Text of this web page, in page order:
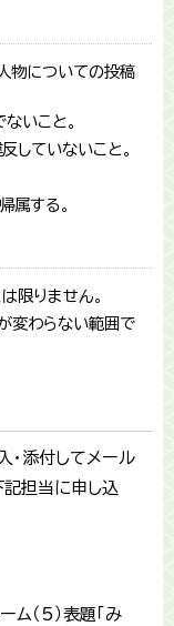
物についての投稿
いこと。
していないこと。
属する。
限りません。
変わらない範囲で
・添付してメール
記担当に申し込
ム（5）表題「み